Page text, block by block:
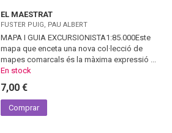
EL MAESTRAT
FUSTER PUIG, PAU ALBERT
MAPA I GUIA EXCURSIONISTA1:85.000Este
mapa que enceta una nova col·lecció de
mapes comarcals és la màxima expressió ...
En stock
7,00 €
Comprar